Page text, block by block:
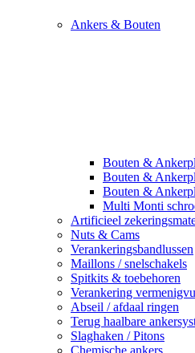
Ankers & Bouten
Bouten &
Bouten &
Bouten &
Multi Monti
Artificieel
Nuts & Cams
Verankeringsbandlussen
Maillons / snelschakels
Spitkits & toebehoren
Verankering
Abseil / afdaal ringen
Terug haalbare
Slaghaken / Pitons
Chemische ankers